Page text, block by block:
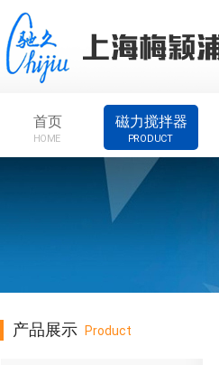
首页
HOME
磁力搅拌器
PRODUCT
产品展示 Product